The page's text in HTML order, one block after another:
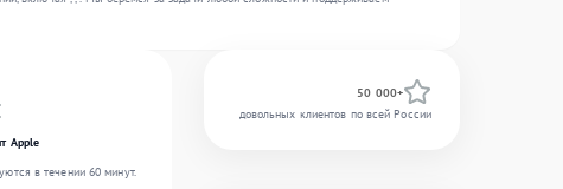
Apple
в течении 60 минут.
50 000+
довольных клиентов по всей России